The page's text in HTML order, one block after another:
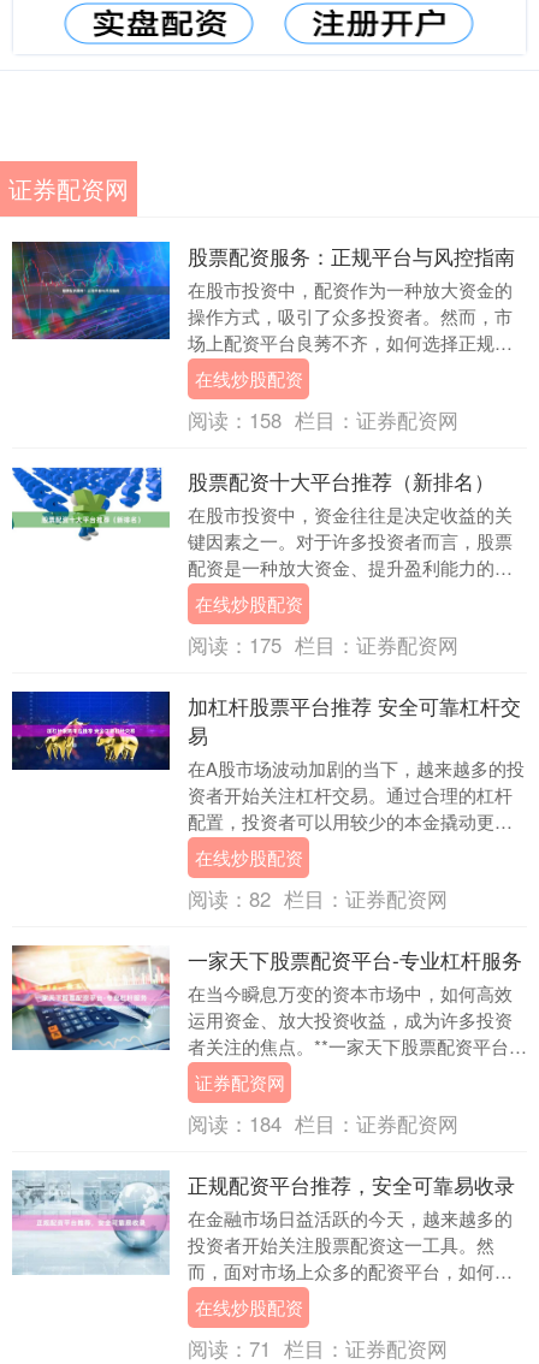
证券配资网
股票配资服务：正规平台与风控指南
在股市投资中，配资作为一种放大资金的
操作方式，吸引了众多投资者。然而，市
场上配资平台良莠不齐，如何选择正规平
台并做好风险控制，成为投资者必须掌握
的技能。 ## ....
在线炒股配资
阅读： 158 栏目： 证券配资网
股票配资十大平台推荐（新排名）
在股市投资中，资金往往是决定收益的关
键因素之一。对于许多投资者而言，股票
配资是一种放大资金、提升盈利能力的有
效方式。然而，面对市场上众多的配资平
台，如何选择一家....
在线炒股配资
阅读： 175 栏目： 证券配资网
加杠杆股票平台推荐 安全可靠杠杆交
易
在A股市场波动加剧的当下，越来越多的投
资者开始关注杠杆交易。通过合理的杠杆
配置，投资者可以用较少的本金撬动更大
的收益。但面对市场上众多的加杠杆平
台，如何选择安全....
在线炒股配资
阅读： 82 栏目： 证券配资网
一家天下股票配资平台-专业杠杆服务
在当今瞬息万变的资本市场中，如何高效
运用资金、放大投资收益，成为许多投资
者关注的焦点。**一家天下股票配资平台**
证券配资网，作为业内知名的专业杠杆服
务提供商，....
证券配资网
阅读： 184 栏目： 证券配资网
正规配资平台推荐，安全可靠易收录
在金融市场日益活跃的今天，越来越多的
投资者开始关注股票配资这一工具。然
而，面对市场上众多的配资平台，如何选
择一个**正规配资平台**，确保资金安全与
操作便捷，成....
在线炒股配资
阅读： 71 栏目： 证券配资网